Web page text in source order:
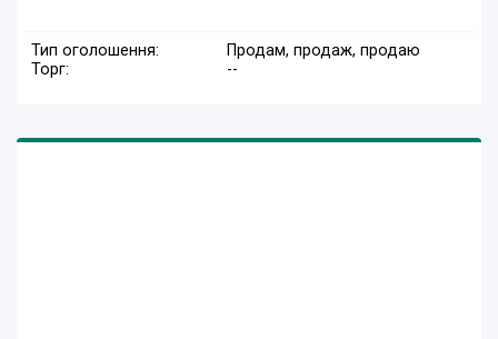
Тип оголошення:
Продам, продаж, продаю
Торг:
--